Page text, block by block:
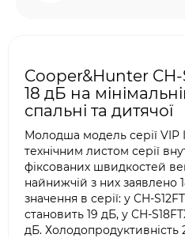
Cooper&Hunter CH-
18 дБ на
спальні та дитячої
Молодша модель серії VIP
технічним листом серії
фіксованих швидкостей
найнижчій з них заявлено
значення в серії: у CH-
становить 19 дБ, у CH-
дБ. Холодопродуктивність